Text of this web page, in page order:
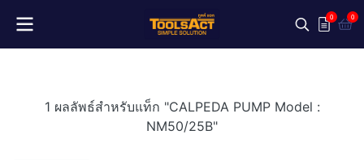
0 0
1 ผลลัพธ์สำหรับแท็ก "CALPEDA PUMP Model :
NM50/25B"